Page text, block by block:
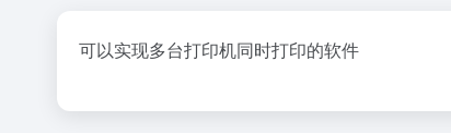
可以实现多台打印机同时打印的软件